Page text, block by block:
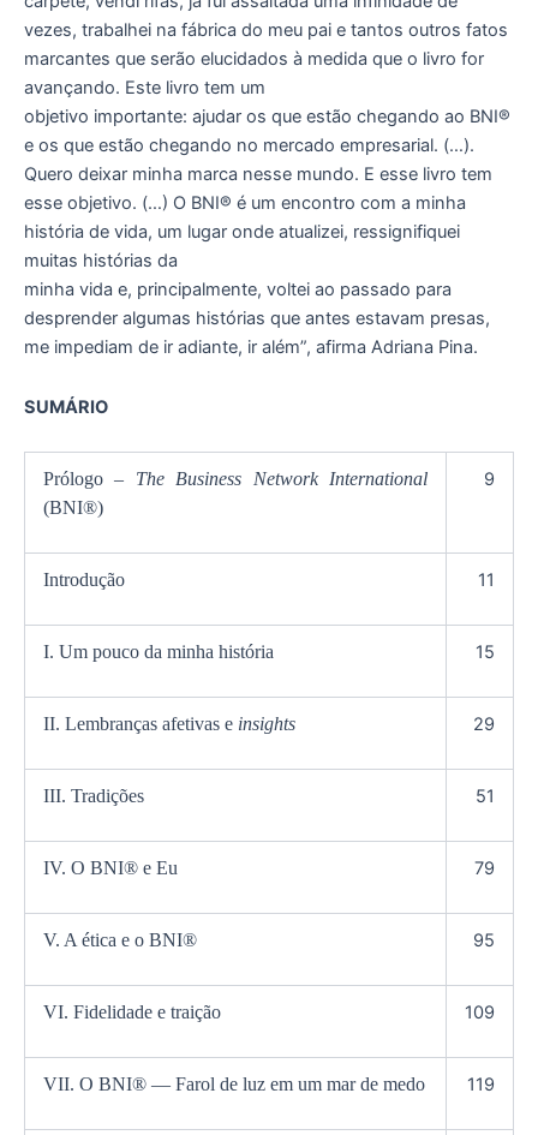
vezes, trabalhei na fábrica do meu pai e tantos outros fatos
marcantes que serão elucidados à medida que o livro for
avançando. Este livro tem um
objetivo importante: ajudar os que estão chegando ao BNI®
e os que estão chegando no mercado empresarial. (…).
Quero deixar minha marca nesse mundo. E esse livro tem
esse objetivo. (…) O BNI® é um encontro com a minha
história de vida, um lugar onde atualizei, ressignifiquei
muitas histórias da
minha vida e, principalmente, voltei ao passado para
desprender algumas histórias que antes estavam presas,
me impediam de ir adiante, ir além”, afirma Adriana Pina.
SUMÁRIO
Prólogo – The Business Network International
(BNI®)
9
Introdução 11
I. Um pouco da minha história 15
II. Lembranças afetivas e insights 29
III. Tradições 51
IV. O BNI® e Eu 79
V. A ética e o BNI® 95
VI. Fidelidade e traição 109
VII. O BNI® — Farol de luz em um mar de medo 119